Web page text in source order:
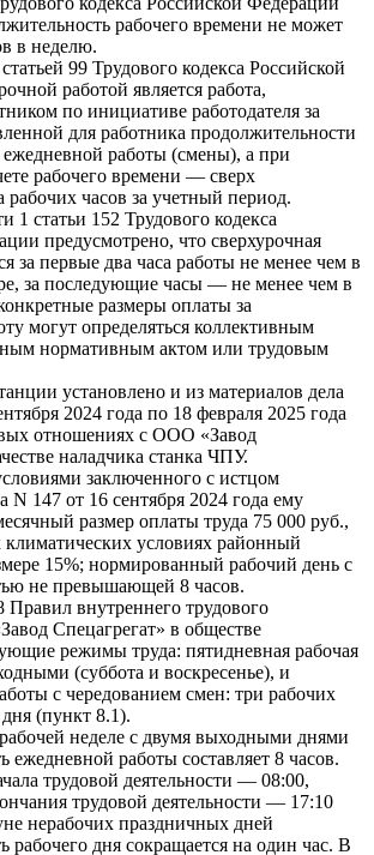
рабочего времени не может
в неделю.
99 Трудового кодекса Российской
работой является работа,
по инициативе работодателя за
для работника продолжительности
ежедневной работы (смены), а при
рабочего времени — сверх
рабочих часов за учетный период.
1 статьи 152 Трудового кодекса
предусмотрено, что сверхурочная
за первые два часа работы не менее чем в
за последующие часы — не менее чем в
размеры оплаты за
могут определяться коллективным
нормативным актом или трудовым
установлено и из материалов дела
2024 года по 18 февраля 2025 года
отношениях с ООО «Завод
наладчика станка ЧПУ.
заключенного с истцом
N 147 от 16 сентября 2024 года ему
размер оплаты труда 75 000 руб.,
климатических условиях районный
15%; нормированный рабочий день с
не превышающей 8 часов.
Правил внутреннего трудового
Спецагрегат» в обществе
режимы труда: пятидневная рабочая
(суббота и воскресенье), и
с чередованием смен: три рабочих
(пункт 8.1).
неделе с двумя выходными днями
ежедневной работы составляет 8 часов.
трудовой деятельности — 08:00,
трудовой деятельности — 17:10
нерабочих праздничных дней
рабочего дня сокращается на один час. В